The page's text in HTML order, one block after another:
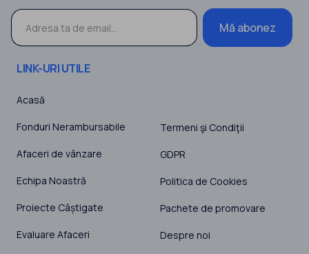
Mă abonez
LINK-URI UTILE
Acasă
Fonduri Nerambursabile
Afaceri de vânzare
Echipa Noastră
Proiecte Câștigate
Evaluare Afaceri
Termeni şi Condiţii
GDPR
Politica de Cookies
Pachete de promovare
Despre noi